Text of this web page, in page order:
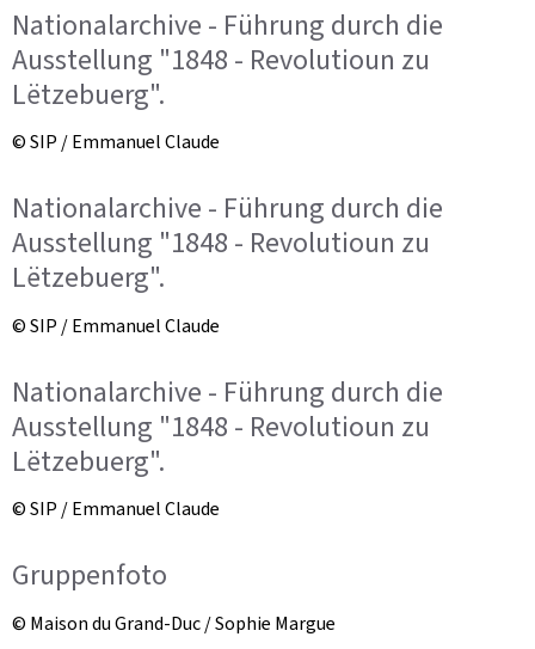
Nationalarchive - Führung durch die
Ausstellung "1848 - Revolutioun zu
Lëtzebuerg".
© SIP / Emmanuel Claude
Nationalarchive - Führung durch die
Ausstellung "1848 - Revolutioun zu
Lëtzebuerg".
© SIP / Emmanuel Claude
Nationalarchive - Führung durch die
Ausstellung "1848 - Revolutioun zu
Lëtzebuerg".
© SIP / Emmanuel Claude
Gruppenfoto
© Maison du Grand-Duc / Sophie Margue